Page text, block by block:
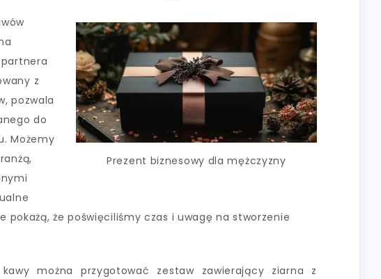
Prezent biznesowy dla mężczyzny
z
pozwala
do
Możemy
pokażą, że poświęciliśmy czas i uwagę na stworzenie
kawy można przygotować zestaw zawierający ziarna z